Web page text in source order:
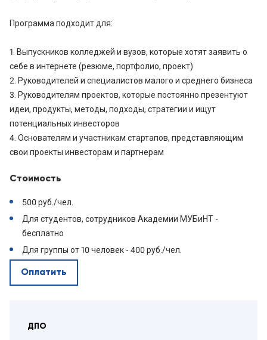
ДПО
Программа подходит для:
1. Выпускников колледжей и вузов, которые хотят заявить о
себе в интернете (резюме, портфолио, проект)
2. Руководителей и специалистов малого и среднего бизнеса
3. Руководителям проектов, которые постоянно презентуют
идеи, продукты, методы, подходы, стратегии и ищут
потенциальных инвесторов
4. Основателям и участникам стартапов, представляющим
свои проекты инвесторам и партнерам
Стоимость
500 руб./чел.
Для студентов, сотрудников Академии МУБиНТ -
бесплатно
Для группы от 10 человек - 400 руб./чел.
Оплатить